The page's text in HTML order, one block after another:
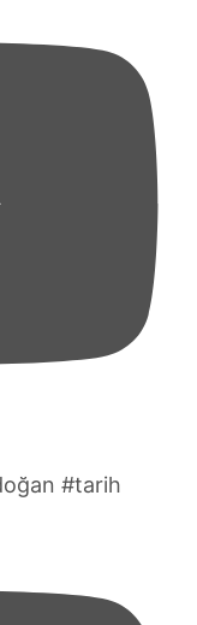
#tarih